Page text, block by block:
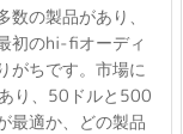
の製品があり、
初のhi-fiオーディ
がちです。市場に
り、50ドルと500
最適か、どの製品